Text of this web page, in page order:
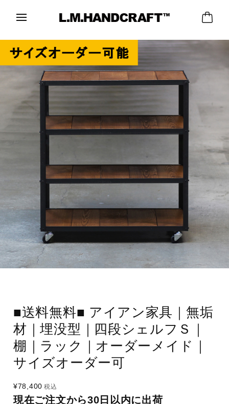
■送料無料■ アイアン家具｜無垢
材｜埋没型｜四段シェルフＳ｜
棚｜ラック｜オーダーメイド｜
サイズオーダー可
¥78,400 税込
現在ご注文から30日以内に出荷